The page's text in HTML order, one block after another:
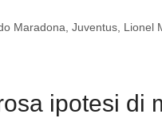
Maradona ,Juventus Lionel
ipotesi di